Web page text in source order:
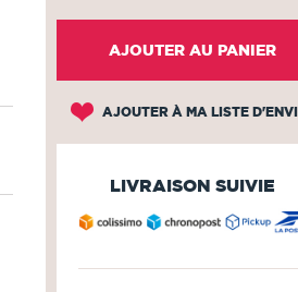
AJOUTER AU PANIER
AJOUTER À MA LISTE
LIVRAISON SUIVIE